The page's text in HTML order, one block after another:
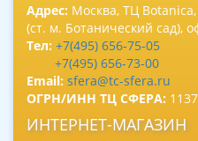
Адрес: Москва, ТЦ
(ст. м. Ботанический сад),
Тел: +7(495) 656-75-05
+7(495) 656-73-00
Email: sfera@tc-sfera.ru
ОГРН/ИНН ТЦ СФЕРА:
ИНТЕРНЕТ-МАГАЗИН